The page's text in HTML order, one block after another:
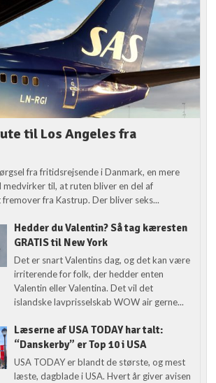
til Los Angeles fra
fra fritidsrejsende i Danmark, en mere
til, at ruten bliver en del af
fra Kastrup. Der bliver seks...
Hedder du Valentin? Så tag kæresten
GRATIS til New York
Det er snart Valentins dag, og det kan være
irriterende for folk, der hedder enten
Valentin eller Valentina. Det vil det
islandske lavprisselskab WOW air gerne...
Læserne af USA TODAY har talt:
“Danskerby” er Top 10 i USA
USA TODAY er blandt de største, og mest
læste, dagblade i USA. Hvert år giver avisen